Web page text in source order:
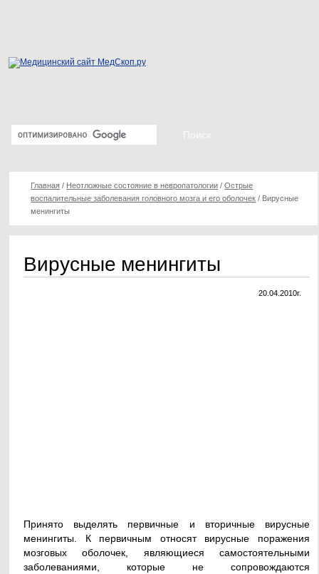
Главная / Неотложные состояние в невропатологии /Острые
воспалительные заболевания головного мозга и его оболочек / Вирусные
менингиты
Вирусные менингиты
20.04.2010г.
Принято выделять первичные и вторичные вирусные
менингиты. К первичным относят вирусные поражения
мозговых оболочек, являющиеся самостоятельными
заболеваниями, которые не сопровождаются